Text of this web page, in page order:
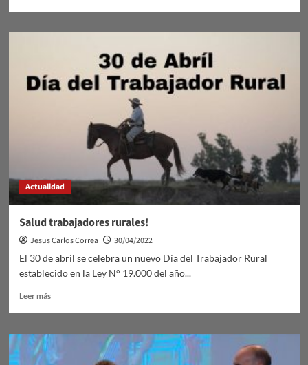
Lo
Actualidad
Salud trabajadores rurales!
Jesus Carlos Correa
30/04/2022
El 30 de abril se celebra un nuevo Día del Trabajador Rural
establecido en la Ley N° 19.000 del año...
Leer másLeer
Salud
trabajadores
rurales!